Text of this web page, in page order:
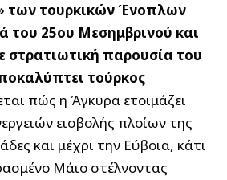
των τουρκικών Ένοπλων
του 25ου Μεσημβρινού και
στρατιωτική παρουσία του
τούρκος
πώς η Άγκυρα ετοιμάζει
εισβολής πλοίων της
και μέχρι την Εύβοια, κάτι
Μάιο στέλνοντας